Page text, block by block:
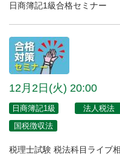
日商簿記1級合格セミナー
12月2日(火) 20:00
日商簿記1級 法人税法
国税徴収法
税理士試験 税法科目ライブ